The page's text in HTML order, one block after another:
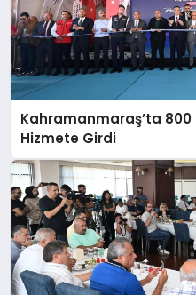
Kahramanmaraş’ta 800
Hizmete Girdi